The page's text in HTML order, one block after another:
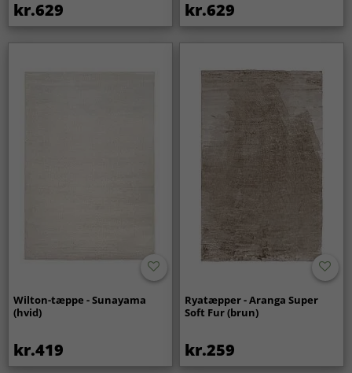
kr.629 kr.629
Wilton-tæppe - Sunayama
(hvid)
kr.419
Ryatæpper - Aranga Super
Soft Fur (brun)
kr.259